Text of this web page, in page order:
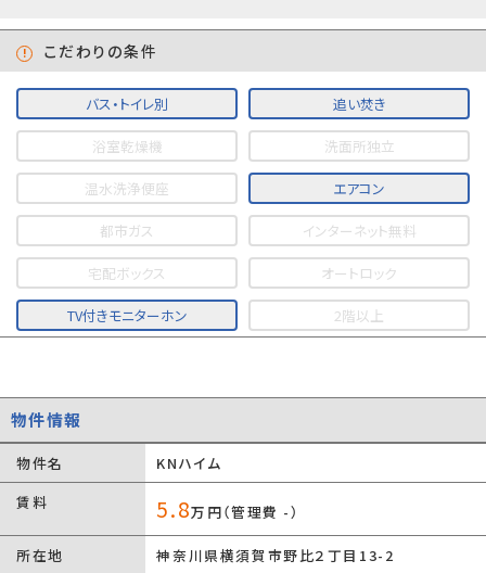
こだわりの条件
バス・トイレ別 追い焚き
浴室乾燥機 洗面所独立
温水洗浄便座 エアコン
都市ガス インターネット無料
宅配ボックス オートロック
TV付きモニターホン 2階以上
物件情報
物件名
KNハイム
賃料
5.8万円（管理費 -）
所在地
神奈川県横須賀市野比２丁目13-2